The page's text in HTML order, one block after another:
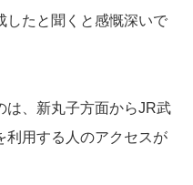
したと聞くと感慨深いで
は、新丸子方面からJR武
利用する人のアクセスが